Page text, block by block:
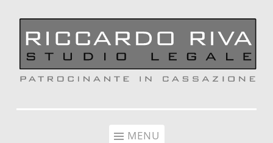
MENU